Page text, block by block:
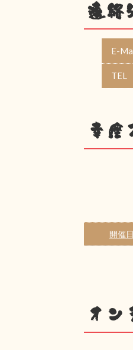
連絡
E-
TEL
幸座
開催日
オン